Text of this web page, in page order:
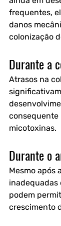
frequentes,
danos
colonização
Durante a
Atrasos na
consequente
micotoxinas.
Durante o
Mesmo após
inadequadas
podem
crescimento